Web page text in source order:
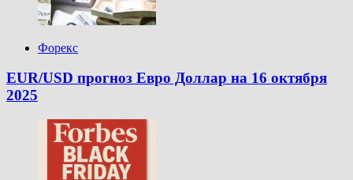
Форекс
EUR/USD прогноз Евро Доллар на 16 октября
2025